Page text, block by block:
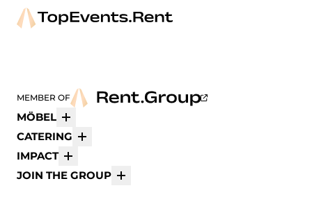
MEMBER OF
MÖBEL
CATERING
IMPACT
JOIN THE GROUP